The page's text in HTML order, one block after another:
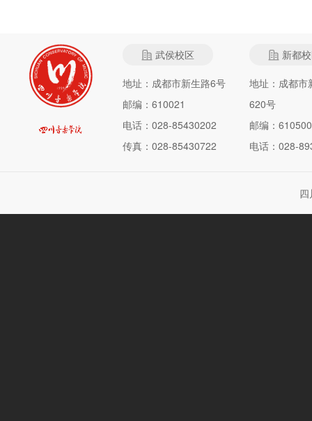
武侯校区
地址：成都市新生路6号
邮编：610021
电话：028-85430202
传真：028-85430722
新都
地址：成都市
620号
邮编：610500
电话：028-